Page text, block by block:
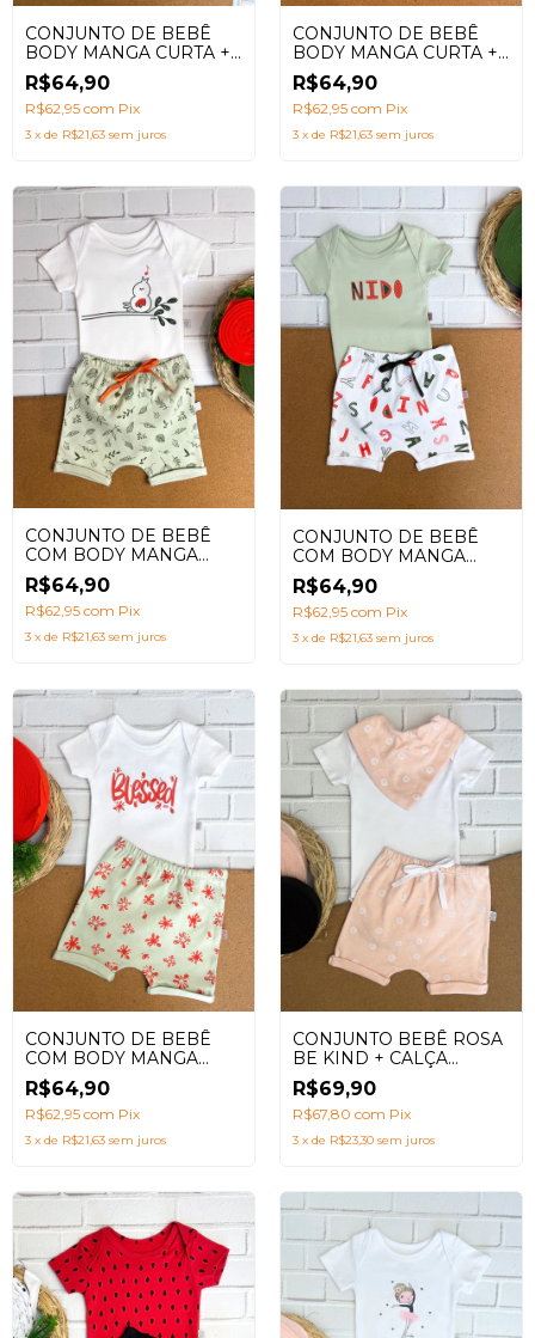
CONJUNTO DE BEBÊ
BODY MANGA CURTA +
SHORTS SARUEL COM
ESTAMPA MENINA
R$64,90
R$62,95 com Pix
3 x de R$21,63 sem juros
CONJUNTO DE BEBÊ
BODY MANGA CURTA +
SHORTS SARUEL COM
ESTAMPA RAPOSA
R$64,90
R$62,95 com Pix
3 x de R$21,63 sem juros
CONJUNTO DE BEBÊ
COM BODY MANGA
CURTA + SHORTS
SARUEL ESTAMPA
PASSARINHO
R$64,90
R$62,95 com Pix
3 x de R$21,63 sem juros
CONJUNTO DE BEBÊ
COM BODY MANGA
CURTA + SHORTS
SARUEL ESTAMPA
LETRINHAS
R$64,90
R$62,95 com Pix
3 x de R$21,63 sem juros
CONJUNTO DE BEBÊ
COM BODY MANGA
CURTA + SHORTS
SARUEL ESTAMPA
BLESSED
R$64,90
R$62,95 com Pix
3 x de R$21,63 sem juros
CONJUNTO BEBÊ ROSA
BE KIND + CALÇA
SARUEL
R$69,90
R$67,80 com Pix
3 x de R$23,30 sem juros